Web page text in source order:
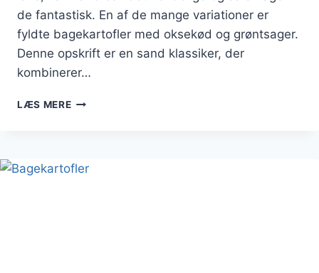
de fantastisk. En af de mange variationer er
fyldte bagekartofler med oksekød og grøntsager.
Denne opskrift er en sand klassiker, der
kombinerer…
LÆS MEREFYLDTE
OG
GRØNTSAGER